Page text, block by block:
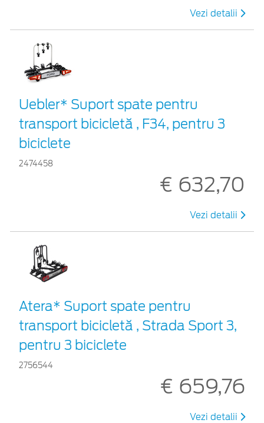
Vezi detalii
Uebler* Suport spate pentru
transport bicicletă , F34, pentru 3
biciclete
2474458
€ 632,70
Vezi detalii
Atera* Suport spate pentru
transport bicicletă , Strada Sport 3,
pentru 3 biciclete
2756544
€ 659,76
Vezi detalii